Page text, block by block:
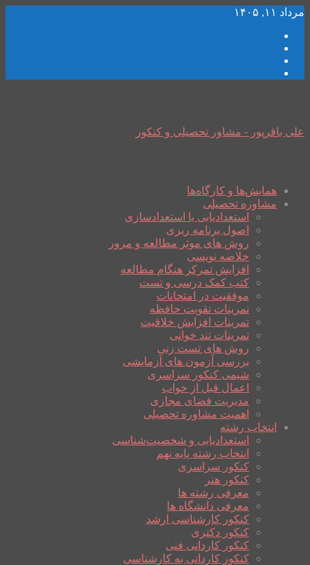
مرداد ۱۱, ۱۴۰۵
علی باقرپور - مشاور تحصیلی و کنکور
همایش‌ها و کارگاه‌ها
مشاوره تحصیلی
استعدادیابی یا استعدادسازی
اصول برنامه ریزی
روش های موثر مطالعه و مرور
خلاصه نویسی
افزایش تمرکز هنگام مطالعه
کتب کمک درسی و تست
موفقیت در امتحانات
تمرینات تقویت حافظه
تمرینات افزایش خلاقیت
تمرینات تند خوانی
روش های تست زنی
بررسی آزمون های آزمایشی
شیمی کنکور سراسری
اعمال قبل از خواب
مدیریت فضای مجازی
اهمیت مشاوره تحصیلی
انتخاب رشته
استعدادیابی و شخصیت‌شناسی
انتخاب رشته پایه نهم
کنکور سراسری
کنکور هنر
معرفی رشته ها
معرفی دانشگاه ها
کنکور کارشناسی ارشد
کنکور دکتری
کنکور کاردانی فنی
کنکور کاردانی به کارشناسی